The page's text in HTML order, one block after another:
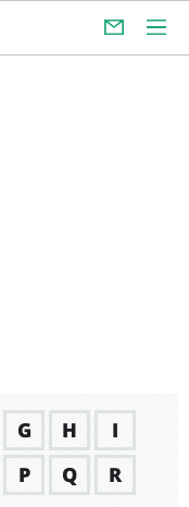
G H
I
P Q
R